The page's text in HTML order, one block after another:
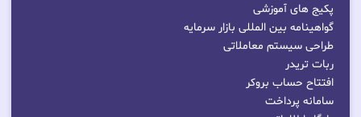
پکیج های آموزشی
گواهینامه بین المللی بازار سرمایه
طراحی سیستم معاملاتی
ربات تریدر
افتتاح حساب بروکر
سامانه پرداخت